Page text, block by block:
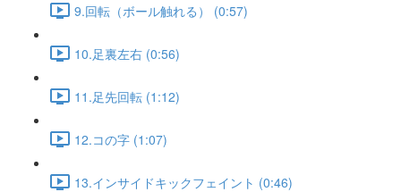
9.回転（ボール触れる） (0:57)
10.足裏左右 (0:56)
11.足先回転 (1:12)
12.コの字 (1:07)
13.インサイドキックフェイント (0:46)